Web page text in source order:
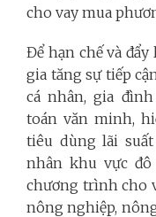
cho vay mua
Để hạn chế và
gia tăng sự tiếp
cá nhân, gia
toán văn minh,
tiêu dùng lãi
nhân khu vực
chương trình cho
nông nghiệp,